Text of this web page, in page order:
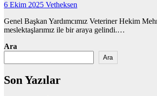
6 Ekim 2025 Vetheksen
Genel Başkan Yardımcımız Veteriner Hekim
meslektaşlarımız ile bir araya gelindi.…
Ara
Ara
Son Yazılar